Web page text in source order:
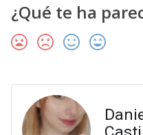
¿Qué te ha